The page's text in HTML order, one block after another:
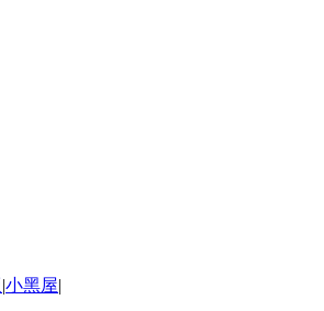
|小黑屋|